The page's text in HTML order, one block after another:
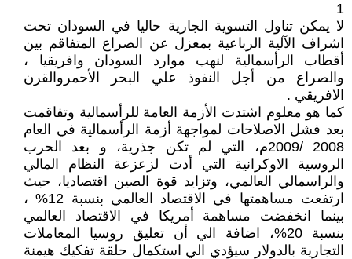
1
لا يمكن تناول التسوية الجارية حاليا في السودان تحت
اشراف الآلية الرباعية بمعزل عن الصراع المتفاقم بين
أقطاب الرأسمالية لنهب موارد السودان وافريقيا ،
والصراع من أجل النفوذ علي البحر الأحمروالقرن
الافريقي .
كما هو معلوم اشتدت الأزمة العامة للرأسمالية وتفاقمت
بعد فشل الاصلاحات لمواجهة أزمة الرأسمالية في العام
2008 /2009م، التي لم تكن جذرية، و بعد الحرب
الروسية الاوكرانية التي أدت لزعزعة النظام المالي
والراسمالي العالمي، وتزايد قوة الصين اقتصاديا، حيث
ارتفعت مساهمتها في الاقتصاد العالمي بنسبة 12% ،
بينما انخفضت مساهمة أمريكا في الاقتصاد العالمي
بنسبة 20%، اضافة الي أن تعليق روسيا المعاملات
التجارية بالدولار سيؤدي الي استكمال حلقة تفكيك هيمنة